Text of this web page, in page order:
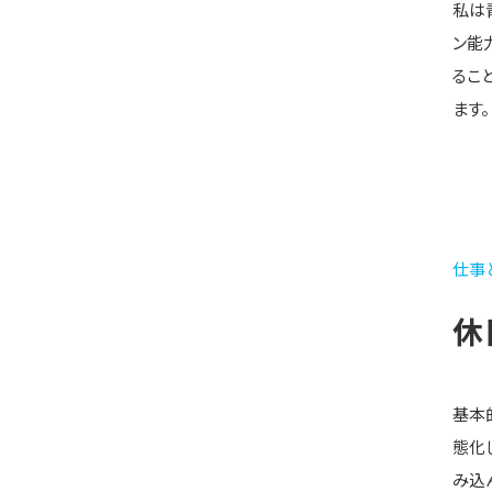
私は
ン能
るこ
ます。
仕事
休
基本
態化
み込